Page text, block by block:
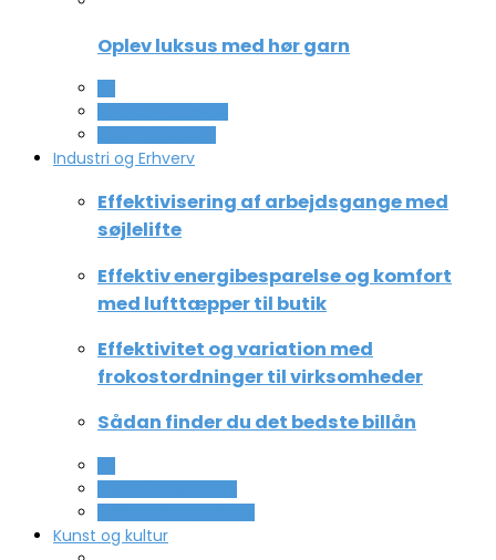
Oplev luksus med hør garn
Industri og Erhverv
Effektivisering af arbejdsgange med
søjlelifte
Effektiv energibesparelse og komfort
med lufttæpper til butik
Effektivitet og variation med
frokostordninger til virksomheder
Sådan finder du det bedste billån
Kunst og kultur